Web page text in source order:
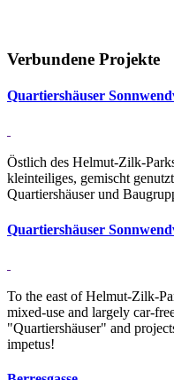
Verbundene Projekte
Quar­tiers­häuser
Östlich des Helmut-Zilk-
kleinteiliges, gemischt
Quartiershäuser und
Quar­tiers­häuser
To the east of Helmut-Zilk-
mixed-use and largely car-
"Quartiershäuser" and
impetus!